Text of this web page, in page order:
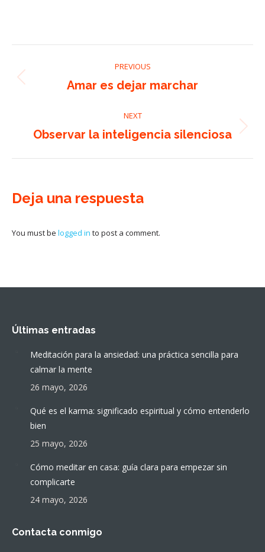
navigation
PREVIOUS
Previous
Amar es dejar marchar
NEXT
Next
Observar la inteligencia silenciosa
Deja una respuesta
You must be logged in to post a comment.
Últimas entradas
Meditación para la ansiedad: una práctica sencilla para
calmar la mente
26 mayo, 2026
Qué es el karma: significado espiritual y cómo entenderlo
bien
25 mayo, 2026
Cómo meditar en casa: guía clara para empezar sin
complicarte
24 mayo, 2026
Contacta conmigo